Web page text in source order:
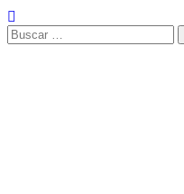
Buscar: